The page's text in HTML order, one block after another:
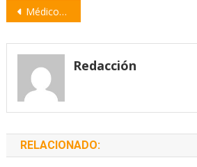
Navegación
entradas
Médicos del sistema público también harán paro de 48 horas
Redacción
RELACIONADO: